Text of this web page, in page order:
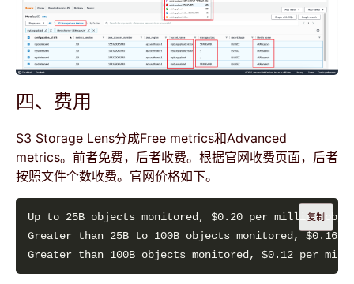
四、费用
S3 Storage Lens分成Free metrics和Advanced
metrics。前者免费，后者收费。根据官网收费页面，后者
按照文件个数收费。官网价格如下。
复制